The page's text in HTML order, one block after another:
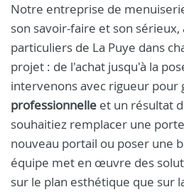
Notre entreprise de
son savoir-faire et son sérieux,
particuliers de La Puye dans
projet : de l'achat jusqu'à la
intervenons avec rigueur pour
professionnelle et un résultat
souhaitiez remplacer une
nouveau portail ou poser une
équipe met en œuvre des
sur le plan esthétique que sur